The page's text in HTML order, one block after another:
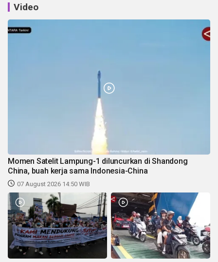
Video
Momen Satelit Lampung-1 diluncurkan di Shandong
China, buah kerja sama Indonesia-China
07 August 2026 14:50 WIB